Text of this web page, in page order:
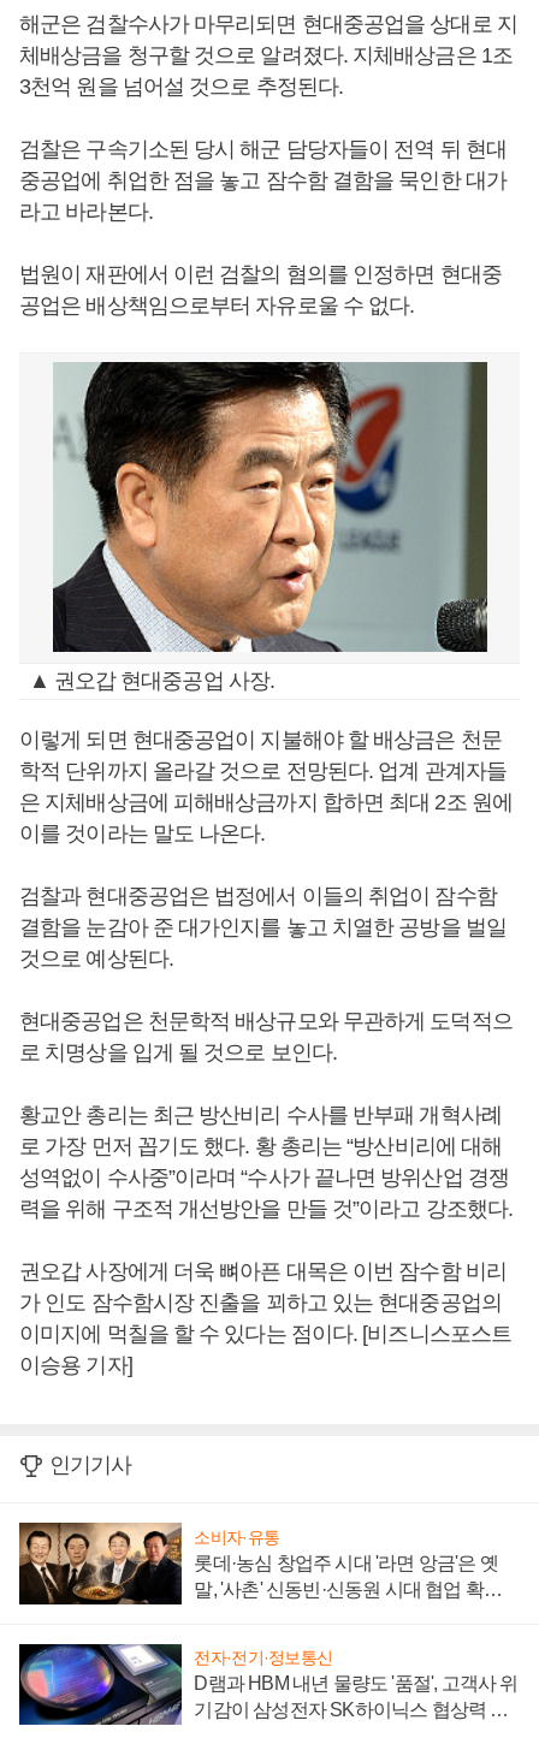
해군은 검찰수사가 마무리되면 현대중공업을 상대로 지
체배상금을 청구할 것으로 알려졌다. 지체배상금은 1조
3천억 원을 넘어설 것으로 추정된다.
검찰은 구속기소된 당시 해군 담당자들이 전역 뒤 현대
중공업에 취업한 점을 놓고 잠수함 결함을 묵인한 대가
라고 바라본다.
법원이 재판에서 이런 검찰의 혐의를 인정하면 현대중
공업은 배상책임으로부터 자유로울 수 없다.
▲ 권오갑 현대중공업 사장.
이렇게 되면 현대중공업이 지불해야 할 배상금은 천문
학적 단위까지 올라갈 것으로 전망된다. 업계 관계자들
은 지체배상금에 피해배상금까지 합하면 최대 2조 원에
이를 것이라는 말도 나온다.
검찰과 현대중공업은 법정에서 이들의 취업이 잠수함
결함을 눈감아 준 대가인지를 놓고 치열한 공방을 벌일
것으로 예상된다.
현대중공업은 천문학적 배상규모와 무관하게 도덕적으
로 치명상을 입게 될 것으로 보인다.
황교안 총리는 최근 방산비리 수사를 반부패 개혁사례
로 가장 먼저 꼽기도 했다. 황 총리는 “방산비리에 대해
성역없이 수사중”이라며 “수사가 끝나면 방위산업 경쟁
력을 위해 구조적 개선방안을 만들 것”이라고 강조했다.
권오갑 사장에게 더욱 뼈아픈 대목은 이번 잠수함 비리
가 인도 잠수함시장 진출을 꾀하고 있는 현대중공업의
이미지에 먹칠을 할 수 있다는 점이다. [비즈니스포스트
이승용 기자]
인기기사
소비자·유통
롯데·농심 창업주 시대 '라면 앙금'은 옛
말, '사촌' 신동빈·신동원 시대 협업 확대
전자·전기·정보통신
D램과 HBM 내년 물량도 '품절', 고객사 위
기감이 삼성전자 SK하이닉스 협상력 더